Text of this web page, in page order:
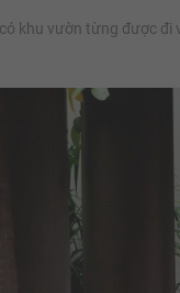
khu vườn từng được đi